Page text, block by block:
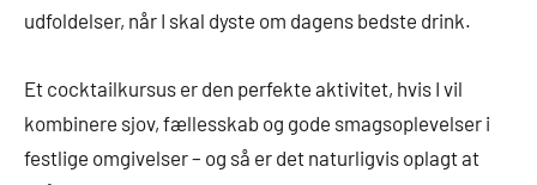
udfoldelser, når I skal dyste om dagens bedste drink.
Et cocktailkursus er den perfekte aktivitet, hvis I vil
kombinere sjov, fællesskab og gode smagsoplevelser i
festlige omgivelser – og så er det naturligvis oplagt at